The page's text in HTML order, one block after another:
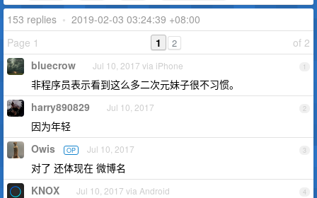
153 replies • 2019-02-03 03:24:39 +08:00
Page 1
of 2
1 2
1
bluecrow Jul 10, 2017 via iPhone
非程序员表示看到这么多二次元妹子很不习惯。
2
harry890829 Jul 10, 2017
因为年轻
3
Owis OP Jul 10, 2017
对了 还体现在 微博名
4
KNOX Jul 10, 2017 via Android